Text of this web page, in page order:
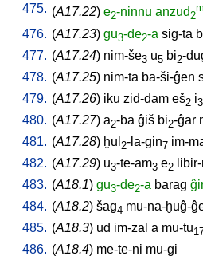
475. (A17.22) e2-ninnu anzud2
476. (A17.23) gu3-de2-a sig-ta
477. (A17.24) nim-še3 u5 bi2-
478. (A17.25) nim-ta ba-ši-ĝen
479. (A17.26) iku zid-dam eš2 i3
480. (A17.27) a2-ba ĝiš bi2-ĝar
481. (A17.28) ḫul 2-la-gin7 im-
482. (A17.29) u3-te-am3 e2
483. (A18.1) gu3-de2-a barag
484. (A18.2) šag4 mu-na-ḫuĝ-
485. (A18.3) ud im-zal a mu-tu
486. (A18.4) me-te-ni mu-gi